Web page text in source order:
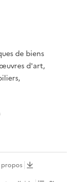
de biens
d'art,